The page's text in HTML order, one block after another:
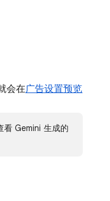
会在广告设置预览
看 Gemini 生成的